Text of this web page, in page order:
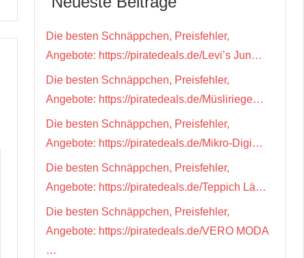
Die besten Schnäppchen, Preisfehler,
Angebote: https://piratedeals.de/Levi’s Jun…
Die besten Schnäppchen, Preisfehler,
Angebote: https://piratedeals.de/Müsliriege…
Die besten Schnäppchen, Preisfehler,
Angebote: https://piratedeals.de/Mikro-Digi…
Die besten Schnäppchen, Preisfehler,
Angebote: https://piratedeals.de/Teppich Lä…
Die besten Schnäppchen, Preisfehler,
Angebote: https://piratedeals.de/VERO MODA
…